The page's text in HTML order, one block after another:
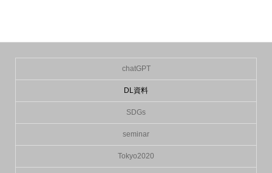
chatGPT
DL資料
SDGs
seminar
Tokyo2020